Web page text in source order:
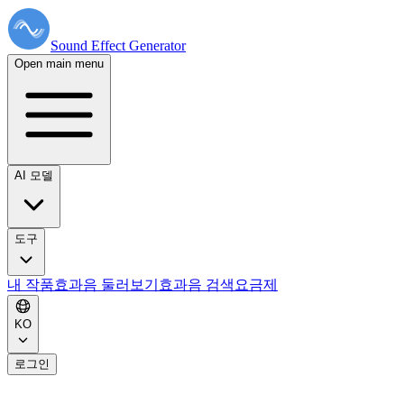
Sound Effect Generator
Open main menu
AI 모델
도구
내 작품효과음 둘러보기 효과음 검색 요금제
KO
로그인